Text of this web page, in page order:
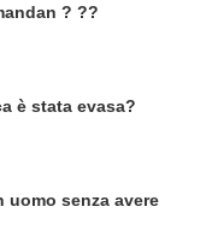
? ??
è stata evasa?
uomo senza avere